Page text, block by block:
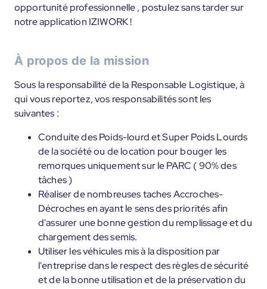
opportunité professionnelle , postulez sans tarder sur
notre application IZIWORK !
À propos de la mission
Sous la responsabilité de la Responsable Logistique, à
qui vous reportez, vos responsabilités sont les
suivantes :
Conduite des Poids-lourd et Super Poids Lourds
de la société ou de location pour bouger les
remorques uniquement sur le PARC ( 90% des
tâches )
Réaliser de nombreuses taches Accroches-
Décroches en ayant le sens des priorités afin
d'assurer une bonne gestion du remplissage et du
chargement des semis.
Utiliser les véhicules mis à la disposition par
l'entreprise dans le respect des règles de sécurité
et de la bonne utilisation et de la préservation du